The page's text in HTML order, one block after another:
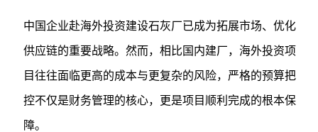
中国企业赴海外投资建设石灰厂已成为拓展市场、优化
供应链的重要战略。然而，相比国内建厂，海外投资项
目往往面临更高的成本与更复杂的风险，严格的预算把
控不仅是财务管理的核心，更是项目顺利完成的根本保
障。